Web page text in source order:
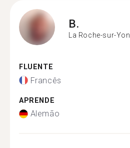
B.
La Roche-sur-Yon
FLUENTE
Francês
APRENDE
Alemão